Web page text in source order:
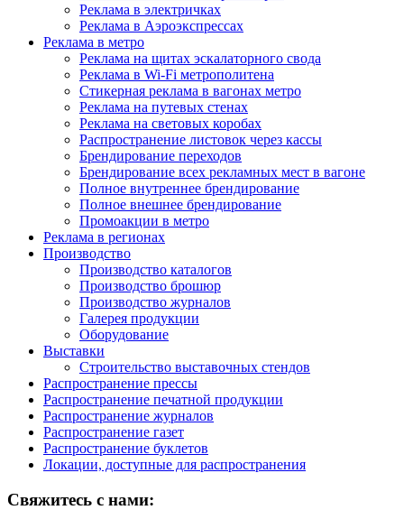
Реклама в электричках
Реклама в Аэроэкспрессах
Реклама в метро
Реклама на щитах эскалаторного свода
Реклама в Wi-Fi метрополитена
Стикерная реклама в вагонах метро
Реклама на путевых стенах
Реклама на световых коробах
Распространение листовок через кассы
Брендирование переходов
Брендирование всех рекламных мест в вагоне
Полное внутреннее брендирование
Полное внешнее брендирование
Промоакции в метро
Реклама в регионах
Производство
Производство каталогов
Производство брошюр
Производство журналов
Галерея продукции
Оборудование
Выставки
Строительство выставочных стендов
Распространение прессы
Распространение печатной продукции
Распространение журналов
Распространение газет
Распространение буклетов
Локации, доступные для распространения
Свяжитесь с нами: